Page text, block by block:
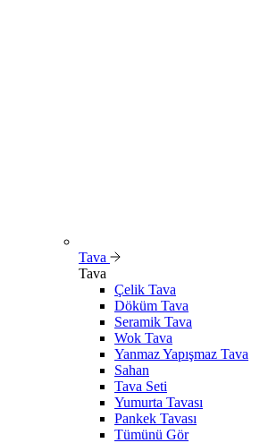
Tava
Tava
Çelik Tava
Döküm Tava
Seramik Tava
Wok Tava
Yanmaz Yapışmaz Tava
Sahan
Tava Seti
Yumurta Tavası
Pankek Tavası
Tümünü Gör